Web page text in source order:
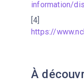
information/
[4]
https://
À